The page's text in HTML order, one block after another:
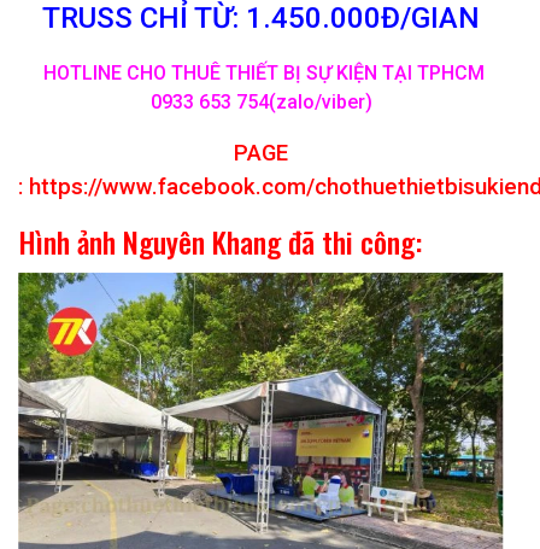
TRUSS CHỈ TỪ: 1.450.000Đ/GIAN
HOTLINE CHO THUÊ THIẾT BỊ SỰ KIỆN TẠI TPHCM
0933 653 754(zalo/viber)
PAGE
: https://www.facebook.com/
Hình ảnh Nguyên Khang đã thi công: